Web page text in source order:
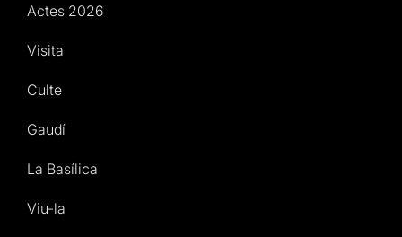
Actes 2026
Visita
Culte
Gaudí
La Basílica
Viu-la